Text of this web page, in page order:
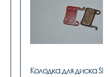
Колодка для диска